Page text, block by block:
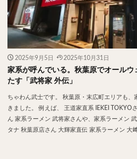
2025年9月5日 2025年10月31日
家系が呼んでいる。秋葉原でオールウ
たす「武将家 外伝」
ちゃわん武士です。 秋葉原・末広町エリアも、
きました。 例えば、 王道家直系 IEKEI TOKYO
ん 家系ラーメン 武将家さんや、家系ラーメン
タナ 秋葉原店さん 大輝家直伝 家系ラーメン 大